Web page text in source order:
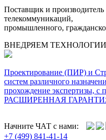
Поставщик и
телекоммуникаций,
промышленного,
ВНЕДРЯЕМ
Проектирование (ПИР) и
систем различного
прохождение экспертизы,
РАСШИРЕННАЯ ГАРАНТИЯ
Начните ЧАТ с нами:
+7 (499) 841-41-14